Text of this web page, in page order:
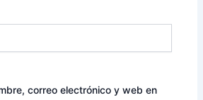
correo electrónico y web en